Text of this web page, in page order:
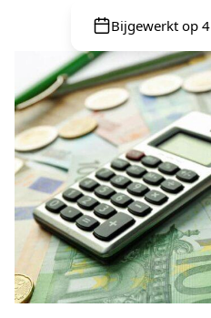
Bijgewerkt op